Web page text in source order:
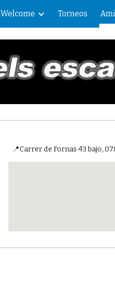
Welcome Torneos
📍Carrer de Fornas 43 bajo,